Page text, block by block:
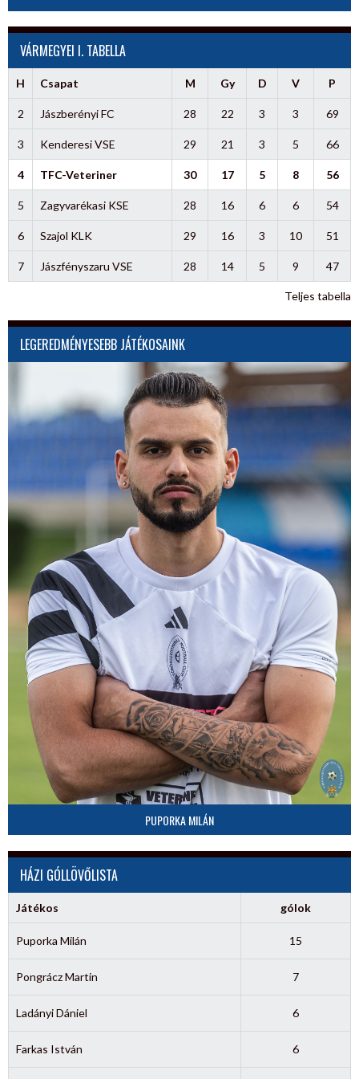
VÁRMEGYEI I. TABELLA
H Csapat M Gy D V P
2 Jászberényi FC 28 22 3 3 69
3 Kenderesi VSE 29 21 3 5 66
4 TFC-Veteriner 30 17 5 8 56
5 Zagyvarékasi KSE 28 16 6 6 54
6 Szajol KLK 29 16 3 10 51
7 Jászfényszaru VSE 28 14 5 9 47
Teljes tabella
LEGEREDMÉNYESEBB JÁTÉKOSAINK
PUPORKA MILÁN
HÁZI GÓLLÖVŐLISTA
Játékos gólok
Puporka Milán 15
Pongrácz Martin 7
Ladányi Dániel 6
Farkas István 6